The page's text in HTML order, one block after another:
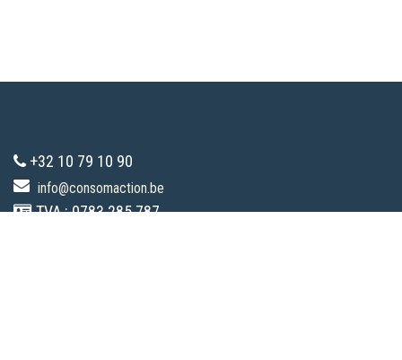
+32 10 79 10 90
info@consomaction.be
TVA : 0783.285.787